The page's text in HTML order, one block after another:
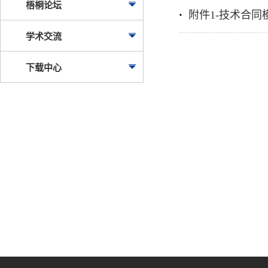
梧桐论坛
学术交流
下载中心
附件1-技术合同